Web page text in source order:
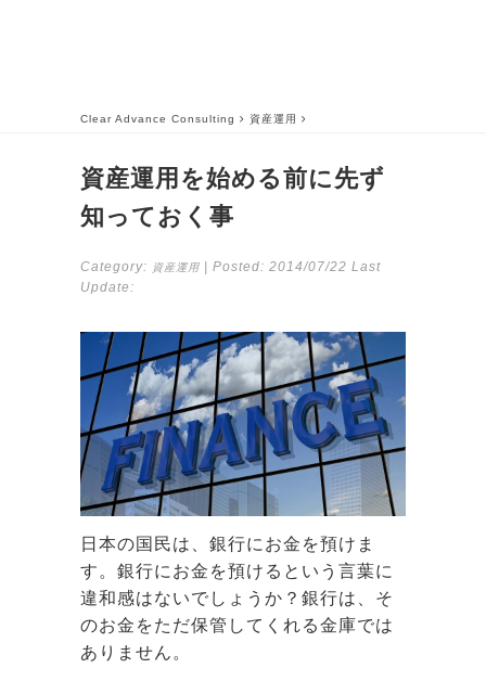
Clear Advance Consulting 資産運用
資産運用を始める前に先ず
知っておく事
Category: 資産運用 | Posted: 2014/07/22 Last
Update:
日本の国民は、銀行にお金を預けま
す。銀行にお金を預けるという言葉に
違和感はないでしょうか？銀行は、そ
のお金をただ保管してくれる金庫では
ありません。